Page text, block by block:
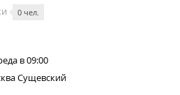
0 чел.
в 09:00
Сущевский